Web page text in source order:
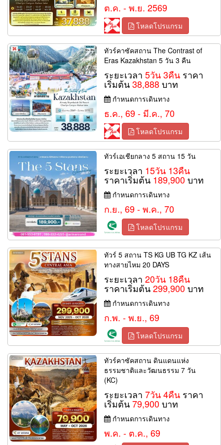
ต.ค. - พ.ย. 2569
โหลดโปรแกรม
ทัวร์คาซัคสถาน The Contrast of
Eras Kazakhstan 5 วัน 3 คืน
ระยะเวลา5วัน 3คืน ราคา
เริ่มต้น38,888บาท
กำหนดการเดินทาง
ธ.ค., 69 - มี.ค., 70
โหลดโปรแกรม
ทัวร์เอเชียกลาง 5 สถาน 15 วัน
ระยะเวลา 15วัน 13คืน
ราคาเริ่มต้น 189,900บาท
กำหนดการเดินทาง
ก.ย., 69 - พ.ค., 70
โหลดโปรแกรม
ทัวร์ 5 สถาน TS KG UB TG KZ เส้น
ทางสายไหม 20 DAYS
ระยะเวลา20วัน 18คืน
ราคาเริ่มต้น299,900บาท
กำหนดการเดินทาง
ก.พ. - พ.ย., 69
โหลดโปรแกรม
ทัวร์คาซัคสถาน ดินแดนแห่ง
ธรรมชาติและวัฒนธรรม 7 วัน
(KC)
ระยะเวลา7วัน 4คืน ราคา
เริ่มต้น79,900บาท
กำหนดการเดินทาง
พ.ค. - ต.ค., 69